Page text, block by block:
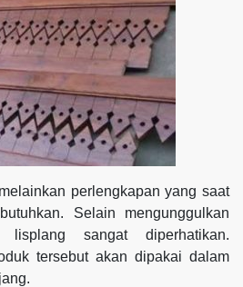
perlengkapan yang saat
Selain mengunggulkan
sangat diperhatikan.
tersebut akan dipakai dalam